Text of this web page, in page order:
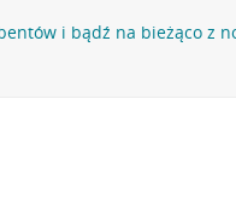
i bądź na bieżąco z